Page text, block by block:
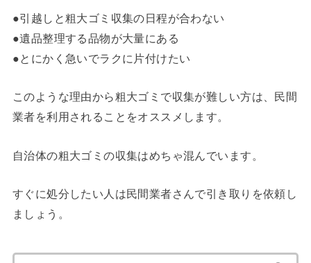
●引越しと粗大ゴミ収集の日程が合わない
●遺品整理する品物が大量にある
●とにかく急いでラクに片付けたい
このような理由から粗大ゴミで収集が難しい方は、民間
業者を利用されることをオススメします。
自治体の粗大ゴミの収集はめちゃ混んでいます。
すぐに処分したい人は民間業者さんで引き取りを依頼し
ましょう。